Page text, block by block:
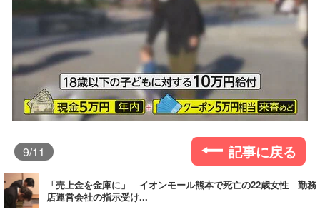
9/11 記事に戻る
「売上金を金庫に」 イオンモール熊本で死亡の22歳女性 勤務
店運営会社の指示受け...